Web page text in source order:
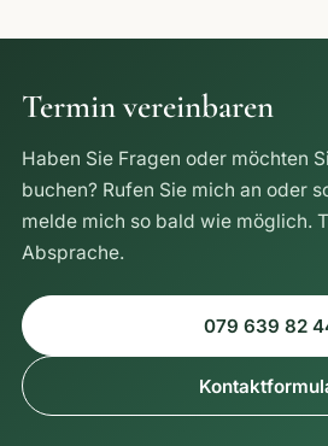
Termin vereinbaren
Haben Sie Fragen oder möchten
buchen? Rufen Sie mich an oder
melde mich so bald wie möglich.
Absprache.
079 639 82